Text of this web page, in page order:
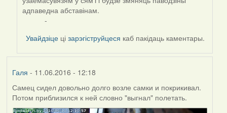
адпаведна абставінам.
-
Увайдзіце цізарэгіструйцеся каб пакідаць каментары.
Галя - 11.06.2016 - 12:18
Самец сидел довольно долго возле самки и покрикивал.
Потом приблизился к ней словно "выгнал" полетать.